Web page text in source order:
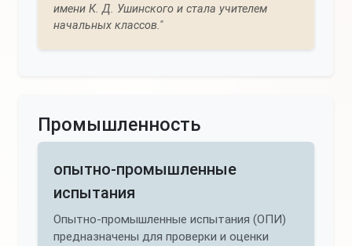
имени К. Д. Ушинского и стала учителем
начальных классов."
Промышленность
опытно-промышленные
испытания
Опытно-промышленные испытания (ОПИ)
предназначены для проверки и оценки